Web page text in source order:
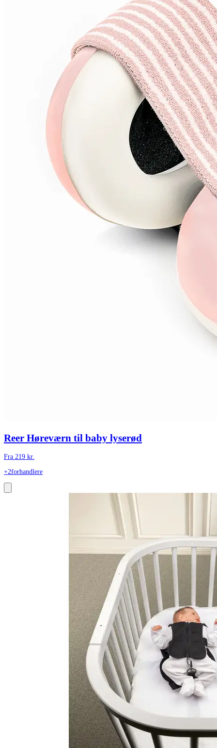
Reer Høreværn til baby lyserød
Fra 219 kr.
+2forhandlere